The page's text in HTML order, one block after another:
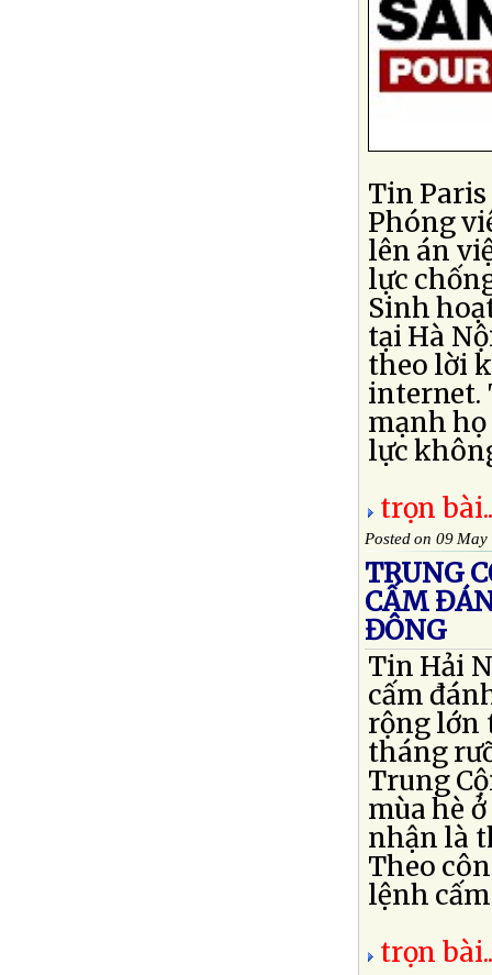
Tin
Phóng
lên án
lực
Sinh
tại Hà
theo lời
internet.
mạnh
lực
trọn
Posted on 09 May
TRUNG
CẤM
ĐÔNG
Tin Hải
cấm
rộng lớn
tháng
Trung
mùa hè
nhận là
Theo
lệnh
trọn